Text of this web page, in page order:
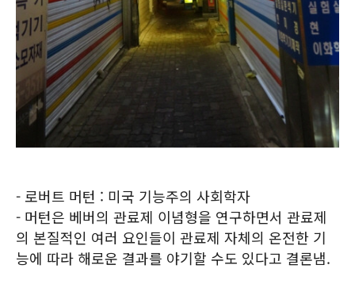
- 로버트 머턴 : 미국 기능주의 사회학자
- 머턴은 베버의 관료제 이념형을 연구하면서 관료제
의 본질적인 여러 요인들이 관료제 자체의 온전한 기
능에 따라 해로운 결과를 야기할 수도 있다고 결론냄.